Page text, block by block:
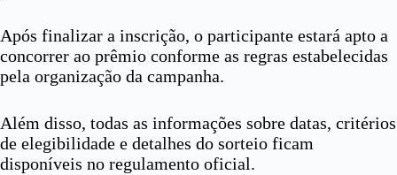
Após finalizar a inscrição, o participante estará apto a
concorrer ao prêmio conforme as regras estabelecidas
pela organização da campanha.
Além disso, todas as informações sobre datas, critérios
de elegibilidade e detalhes do sorteio ficam
disponíveis no regulamento oficial.